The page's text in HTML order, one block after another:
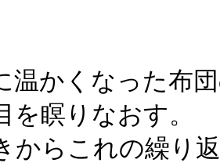
温かくなった布
を瞑りなおす。
からこれの繰り